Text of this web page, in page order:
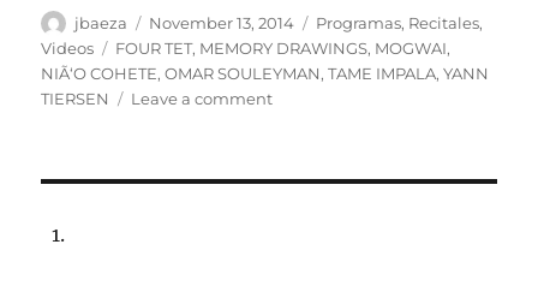
Author
jbaeza
Posted
on
November 13, 2014 Categories
Programas, Recitales,
Videos
Tags
FOUR TET, MEMORY DRAWINGS, MOGWAI,
NIÃ‘O COHETE,OMAR SOULEYMAN,TAME IMPALA,YANN
TIERSEN
Leave a commenton